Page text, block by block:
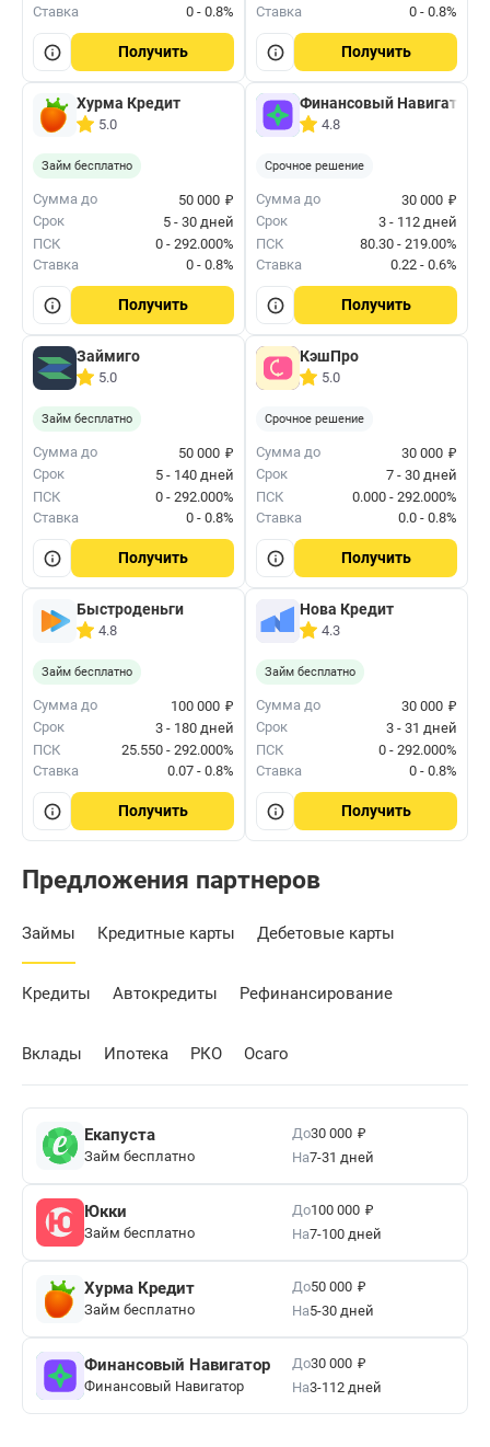
Ставка
0 - 0.8%
Получить
Ставка
0 - 0.8%
Получить
Хурма Кредит
5.0
Займ бесплатно
Сумма до 50 000 ₽
Срок
5 - 30 дней
ПСК
0 - 292.000%
Ставка
0 - 0.8%
Получить
Финансовый Навигатор
4.8
Срочное решение
Сумма до 30 000 ₽
Срок
3 - 112 дней
ПСК
80.30 - 219.00%
Ставка
0.22 - 0.6%
Получить
Займиго
5.0
Займ бесплатно
Сумма до 50 000 ₽
Срок
5 - 140 дней
ПСК
0 - 292.000%
Ставка
0 - 0.8%
Получить
КэшПро
5.0
Срочное решение
Сумма до 30 000 ₽
Срок
7 - 30 дней
ПСК
0.000 - 292.000%
Ставка
0.0 - 0.8%
Получить
Быстроденьги
4.8
Займ бесплатно
Сумма до 100 000 ₽
Срок
3 - 180 дней
ПСК
25.550 - 292.000%
Ставка
0.07 - 0.8%
Получить
Нова Кредит
4.3
Займ бесплатно
Сумма до 30 000 ₽
Срок
3 - 31 дней
ПСК
0 - 292.000%
Ставка
0 - 0.8%
Получить
Предложения партнеров
Займы Кредитные карты Дебетовые карты
Кредиты Автокредиты Рефинансирование
Вклады Ипотека РКО Осаго
Екапуста
Займ бесплатно
До30 000 ₽
На7-31 дней
Юкки
Займ бесплатно
До100 000 ₽
На7-100 дней
Хурма Кредит
Займ бесплатно
До50 000 ₽
На5-30 дней
Финансовый Навигатор
Финансовый Навигатор
До30 000 ₽
На3-112 дней